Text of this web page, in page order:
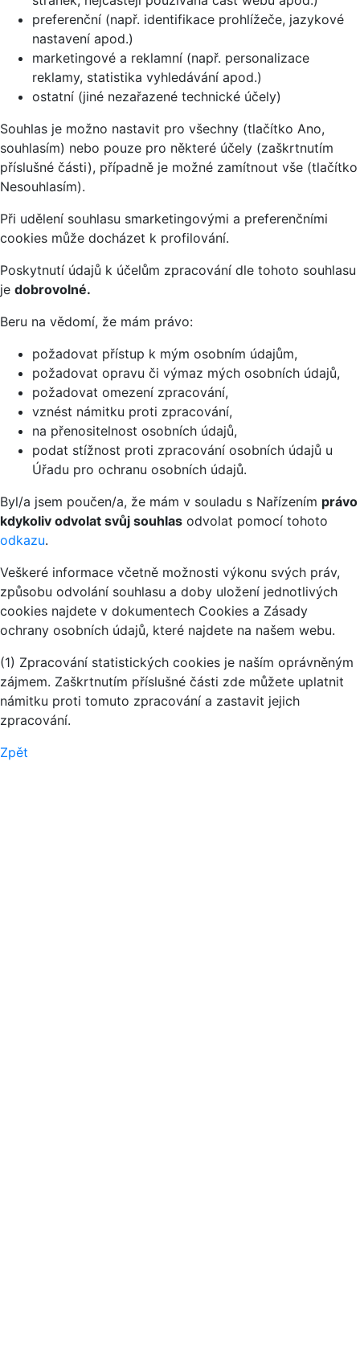
preferenční (např. identifikace prohlížeče, jazykové
nastavení apod.)
marketingové a reklamní (např. personalizace
reklamy, statistika vyhledávání apod.)
ostatní (jiné nezařazené technické účely)
Souhlas je možno nastavit pro všechny (tlačítko Ano,
souhlasím) nebo pouze pro některé účely (zaškrtnutím
příslušné části), případně je možné zamítnout vše (tlačítko
Nesouhlasím).
Při udělení souhlasu smarketingovými a preferenčními
cookies může docházet k profilování.
Poskytnutí údajů k účelům zpracování dle tohoto souhlasu
je dobrovolné.
Beru na vědomí, že mám právo:
požadovat přístup k mým osobním údajům,
požadovat opravu či výmaz mých osobních údajů,
požadovat omezení zpracování,
vznést námitku proti zpracování,
na přenositelnost osobních údajů,
podat stížnost proti zpracování osobních údajů u
Úřadu pro ochranu osobních údajů.
Byl/a jsem poučen/a, že mám v souladu s Nařízením právo
kdykoliv odvolat svůj souhlas odvolat pomocí tohoto
odkazu.
Veškeré informace včetně možnosti výkonu svých práv,
způsobu odvolání souhlasu a doby uložení jednotlivých
cookies najdete v dokumentech Cookies a Zásady
ochrany osobních údajů, které najdete na našem webu.
(1) Zpracování statistických cookies je naším oprávněným
zájmem. Zaškrtnutím příslušné části zde můžete uplatnit
námitku proti tomuto zpracování a zastavit jejich
zpracování.
Zpět